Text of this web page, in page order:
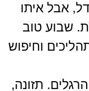
אבל איתו
שבוע טוב
וחיפוש
תזונה,